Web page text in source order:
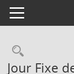
Toggle navigation
Jour Fixe